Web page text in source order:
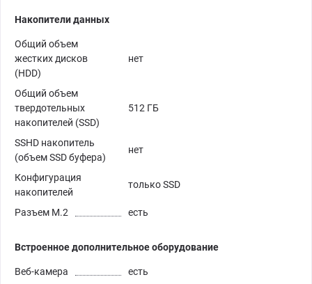
Накопители данных
Общий объем
жестких дисков
(HDD)
нет
Общий объем
твердотельных
накопителей (SSD)
512 ГБ
SSHD накопитель
(объем SSD буфера)
нет
Конфигурация
накопителей
только SSD
Разъем M.2 есть
Встроенное дополнительное оборудование
Веб-камера
есть